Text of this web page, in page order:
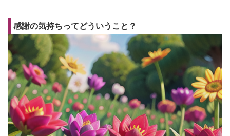
感謝の気持ちってどういうこと？